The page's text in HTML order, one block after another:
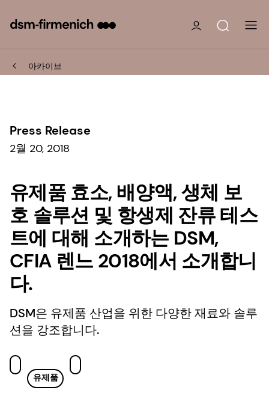
아카이브
Press Release
2월 20, 2018
유제품 효소, 배양액, 생체 보
호 솔루션 및 항생제 잔류 테스
트에 대해 소개하는 DSM,
CFIA 렌느 2018에서 소개합니
다.
DSM은 유제품 산업을 위한 다양한 재료와 솔루
션을 강조합니다.
유제품